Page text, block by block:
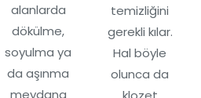
alanlarda
dökülme,
soyulma ya
da aşınma
meydana
temizliğini
gerekli kılar.
Hal böyle
olunca da